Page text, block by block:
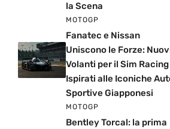
la Scena
MOTOGP
Fanatec e Nissan
Uniscono le Forze:
Volanti per il Sim Racing
Ispirati alle Iconiche
Sportive Giapponesi
MOTOGP
Bentley Torcal: la prima